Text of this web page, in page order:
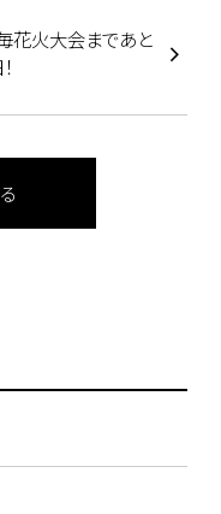
花火大会まであと